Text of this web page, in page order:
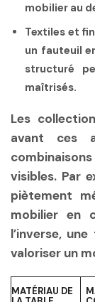
mobilier au
Textiles et
un fauteuil
structuré
maîtrisés.
Les
avant ces
visibles. Par
piètement
mobilier en
l’inverse,
valoriser un
MATÉRIAU DE